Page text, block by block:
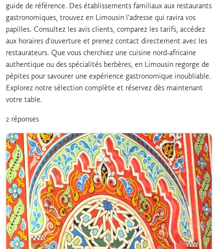
guide de référence. Des établissements familiaux aux restaurants
gastronomiques, trouvez en Limousin l'adresse qui ravira vos
papilles. Consultez les avis clients, comparez les tarifs, accédez
aux horaires d'ouverture et prenez contact directement avec les
restaurateurs. Que vous cherchiez une cuisine nord-africaine
authentique ou des spécialités berbères, en Limousin regorge de
pépites pour savourer une expérience gastronomique inoubliable.
Explorez notre sélection complète et réservez dès maintenant
votre table.
2 réponses